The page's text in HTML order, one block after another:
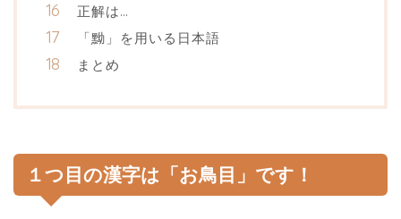
正解は…
「黝」を用いる日本語
まとめ
１つ目の漢字は「お鳥目」です！